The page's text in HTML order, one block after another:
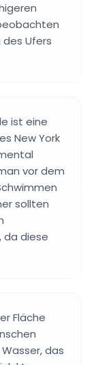
Ufers
ist eine
New York
vor dem
sollten
da diese
Fläche
das